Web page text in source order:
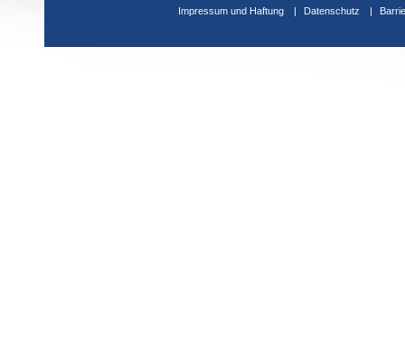
Impressum und Haftung Datenschutz